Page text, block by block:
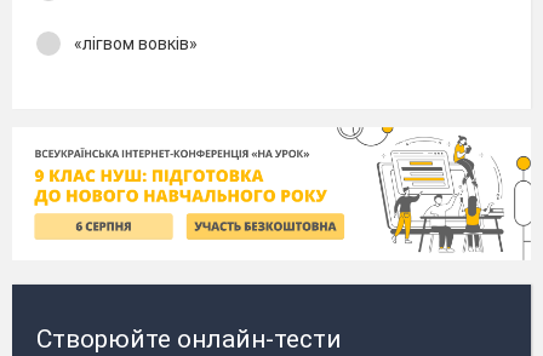
«лігвом вовків»
Створюйте онлайн-тести